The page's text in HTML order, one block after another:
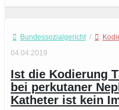
Bundessozialgericht /
04.04.2019
Ist die Kodierung
bei perkutaner
Katheter ist kein